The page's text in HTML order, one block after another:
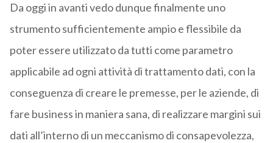
Da oggi in avanti vedo dunque finalmente uno
strumento sufficientemente ampio e flessibile da
poter essere utilizzato da tutti come parametro
applicabile ad ogni attività di trattamento dati, con la
conseguenza di creare le premesse, per le aziende, di
fare business in maniera sana, di realizzare margini sui
dati all’interno di un meccanismo di consapevolezza,